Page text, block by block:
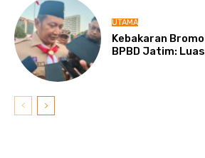
UTAMA
Kebakaran
BPBD Jatim: